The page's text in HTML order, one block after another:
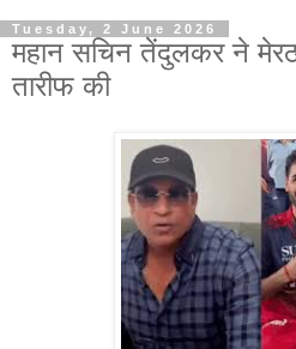
Tuesday, 2 June 2026
महान सचिन तेंदुलकर ने
तारीफ की